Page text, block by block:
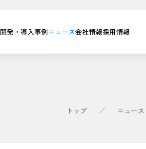
開発・導入事例ニュース会社情報採用情報
トップ ニュース